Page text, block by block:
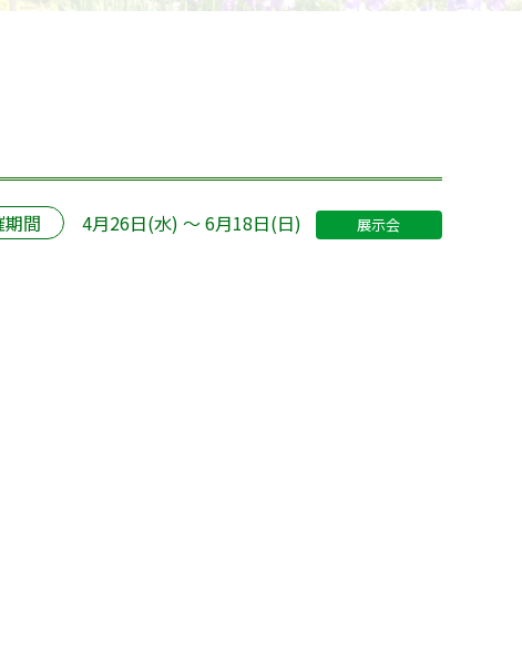
期間 4月26日(水) ～ 6月18日(日) 展示会